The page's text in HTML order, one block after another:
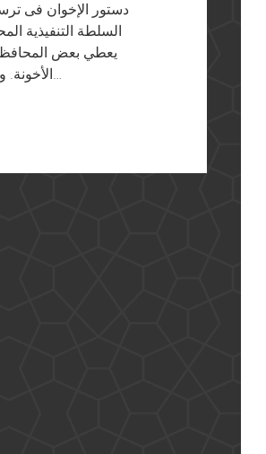
دستور الإخوان فى
السلطة التنفيذية
يعطي بعض
الأخونة. وأتفهم أيضا أن يأخذ الرئيس برأي غلاة مكتب الإرشاد وأن يمد يده للجماعة…